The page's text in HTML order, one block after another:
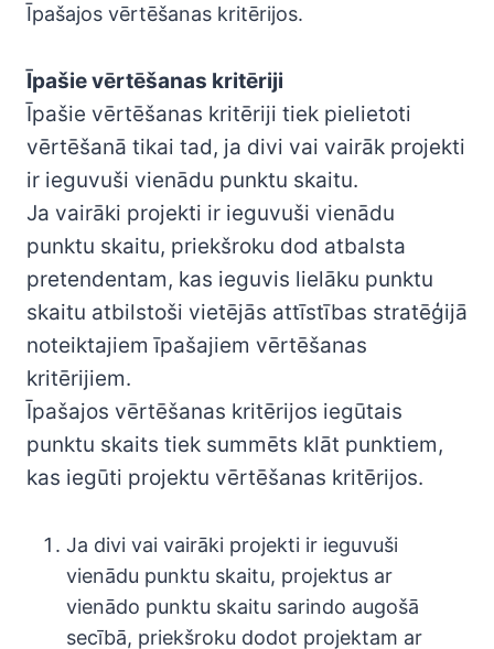
Īpašajos vērtēšanas kritērijos.
Īpašie vērtēšanas kritēriji
Īpašie vērtēšanas kritēriji tiek pielietoti
vērtēšanā tikai tad, ja divi vai vairāk projekti
ir ieguvuši vienādu punktu skaitu.
Ja vairāki projekti ir ieguvuši vienādu
punktu skaitu, priekšroku dod atbalsta
pretendentam, kas ieguvis lielāku punktu
skaitu atbilstoši vietējās attīstības stratēģijā
noteiktajiem īpašajiem vērtēšanas
kritērijiem.
Īpašajos vērtēšanas kritērijos iegūtais
punktu skaits tiek summēts klāt punktiem,
kas iegūti projektu vērtēšanas kritērijos.
Ja divi vai vairāki projekti ir ieguvuši
vienādu punktu skaitu, projektus ar
vienādo punktu skaitu sarindo augošā
secībā, priekšroku dodot projektam ar